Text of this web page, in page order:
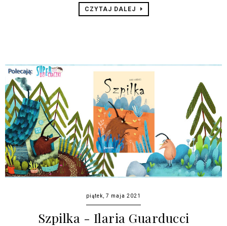
CZYTAJ DALEJ
piątek, 7 maja 2021
Szpilka - Ilaria Guarducci